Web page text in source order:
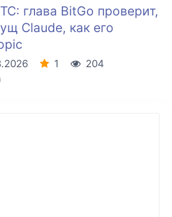
глава BitGo проверит,
Claude, как его
1
204